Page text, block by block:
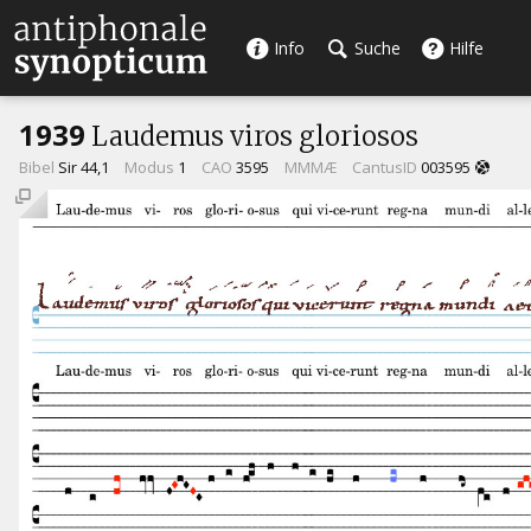
Info Suche Hilfe
1939 Laudemus viros gloriosos
Bibel Sir 44,1 Modus 1 CAO 3595 MMMÆ CantusID 003595